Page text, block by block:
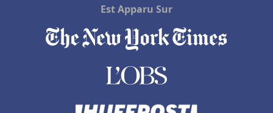
Hôtels à Noirmoutier
Hôtels à Ruffec
Est Apparu Sur